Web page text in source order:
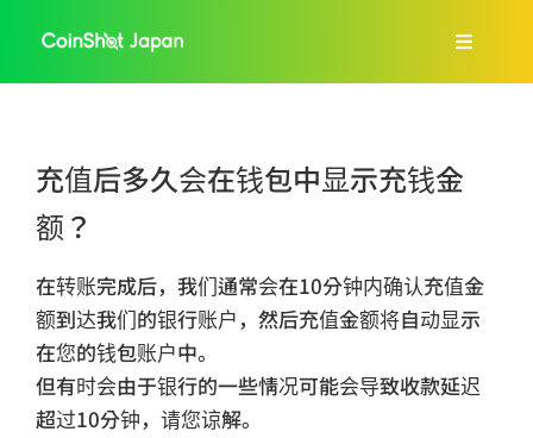
content
Toggle
公司简介
服务介绍
FAQs
充值后多久会在钱包中显示充钱金
额？
在转账完成后，我们通常会在10分钟内确认充值金
额到达我们的银行账户，然后充值金额将自动显示
在您的钱包账户中。
但有时会由于银行的一些情况可能会导致收款延迟
超过10分钟，请您谅解。